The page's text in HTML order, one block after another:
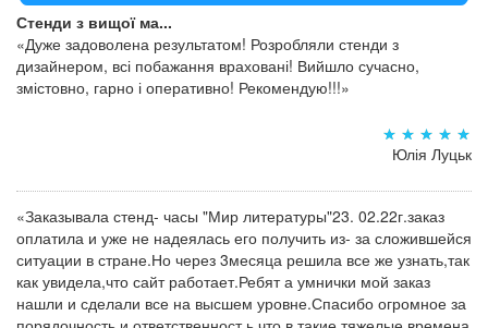
Стенди з вищої ма...
«Дуже задоволена результатом! Розробляли стенди з
дизайнером, всі побажання враховані! Вийшло сучасно,
змістовно, гарно і оперативно! Рекомендую!!!»
Юлія Луцьк
«Заказывала стенд- часы "Мир литературы"23. 02.22г.заказ
оплатила и уже не надеялась его получить из- за сложившейся
ситуации в стране.Но через 3месяца решила все же узнать,так
как увидела,что сайт работает.Ребят а умнички мой заказ
нашли и сделали все на высшем уровне.Спасибо огромное за